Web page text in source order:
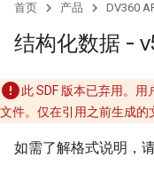
首页 产品 DV360
结构化数据 -
此 SDF 版本已弃用。用
文件。仅在引用之前生成的
如需了解格式说明，